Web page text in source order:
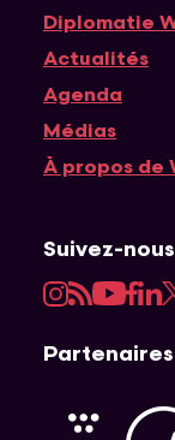
Diplomatie
Actualités
Agenda
Médias
À propos de
Suivez-nous
Instagram
RSS
Partenaires
AWEX